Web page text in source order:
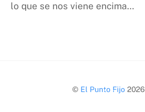
lo que se nos viene encima…
Back
© El Punto Fijo 2026